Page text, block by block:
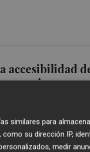
accesibilidad
socorrismo
similares para
su dirección IP,
medir